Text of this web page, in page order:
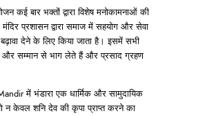
कई बार भक्तों द्वारा विशेष मनोकामनाओं की
मंदिर प्रशासन द्वारा समाज में सहयोग और सेवा
देने के लिए किया जाता है। इसमें सभी
और सम्मान से भाग लेते हैं और प्रसाद ग्रहण
में भंडारा एक धार्मिक और सामुदायिक
न केवल शनि देव की कृपा प्राप्त करने का